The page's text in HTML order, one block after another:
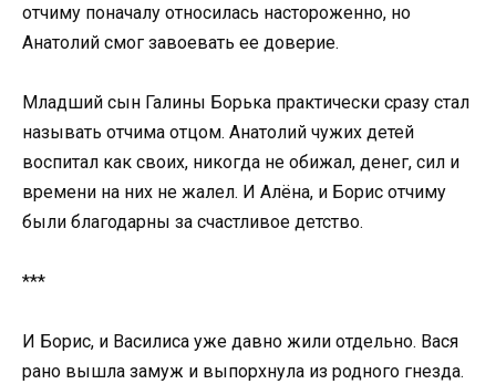
отчиму поначалу относилась настороженно, но
Анатолий смог завоевать ее доверие.
Младший сын Галины Борька практически сразу стал
называть отчима отцом. Анатолий чужих детей
воспитал как своих, никогда не обижал, денег, сил и
времени на них не жалел. И Алёна, и Борис отчиму
были благодарны за счастливое детство.
***
И Борис, и Василиса уже давно жили отдельно. Вася
рано вышла замуж и выпорхнула из родного гнезда.